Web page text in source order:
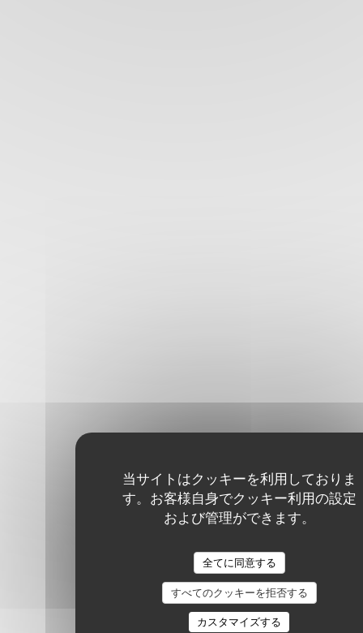
当サイトはクッキーを利用しておりま
す。お客様自身でクッキー利用の設定
および管理ができます。
全てに同意する
すべてのクッキーを拒否する
カスタマイズする